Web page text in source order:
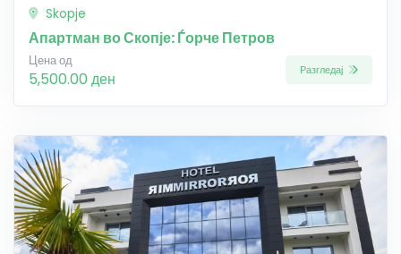
Skopje
Апартман во Скопје: Ѓорче Петров
Цена од
5,500.00 ден Разгледај